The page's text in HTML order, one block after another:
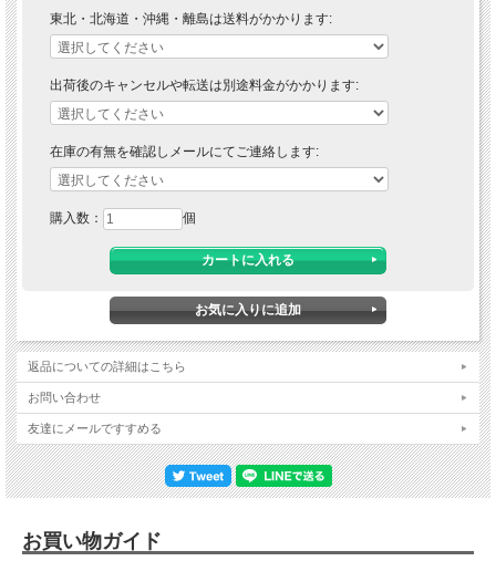
東北・北海道・沖縄・離島は送料がかかります:
出荷後のキャンセルや転送は別途料金がかかります:
在庫の有無を確認しメールにてご連絡します:
購入数： 個
返品についての詳細はこちら
お問い合わせ
友達にメールですすめる
お買い物ガイド